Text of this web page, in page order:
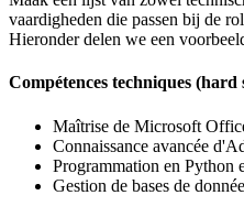
vaardigheden die passen bij de
Hieronder delen we een
Compétences techniques (hard
Maîtrise de Microsoft
Connaissance avancée
Programmation en Python
Gestion de bases de